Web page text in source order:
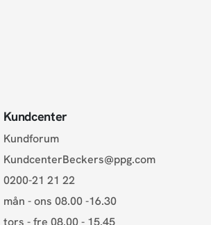
Kundcenter
Kundforum
KundcenterBeckers@ppg.com
0200-21 21 22
mån - ons 08.00 -16.30
tors - fre 08.00 - 15.45